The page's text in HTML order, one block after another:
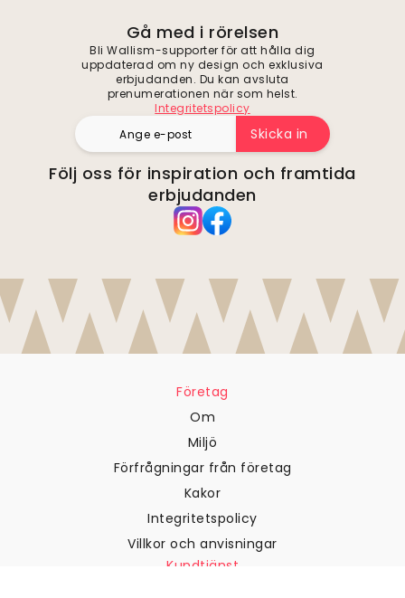
Gå med i rörelsen
Bli Wallism-supporter för att hålla dig
uppdaterad om ny design och exklusiva
erbjudanden. Du kan avsluta
prenumerationen när som helst.
Integritetspolicy
Skicka in
Följ oss för inspiration och framtida
erbjudanden
Företag
Om
Miljö
Förfrågningar från företag
Kakor
Integritetspolicy
Villkor och anvisningar
Kundtjänst